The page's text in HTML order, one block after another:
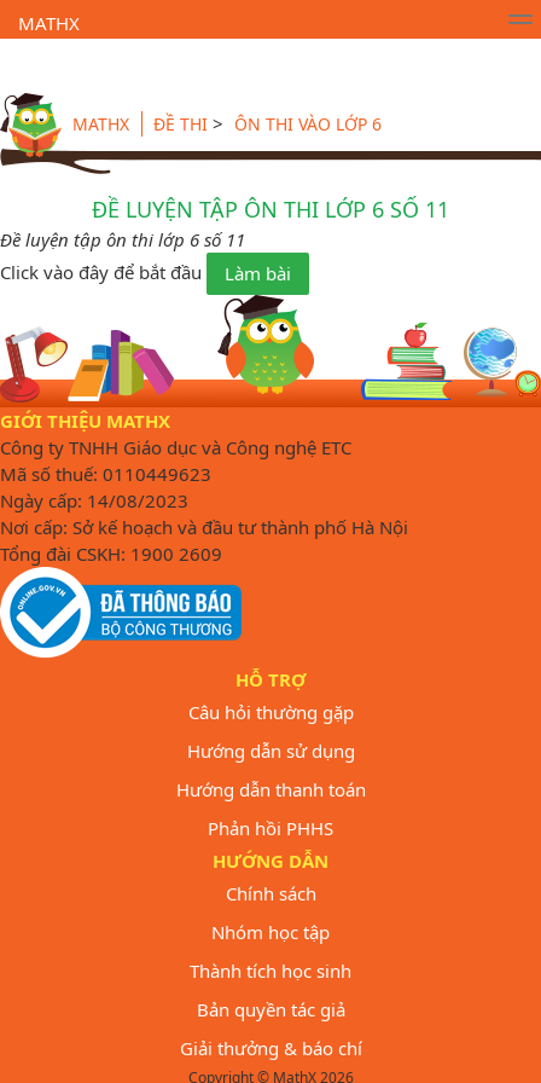
MATHX
MATHX ĐỀ THI > ÔN THI VÀO LỚP 6
ĐỀ LUYỆN TẬP ÔN THI LỚP 6 SỐ 11
Đề luyện tập ôn thi lớp 6 số 11
Click vào đây để bắt đầu
Làm bài
GIỚI THIỆU MATHX
Công ty TNHH Giáo dục và Công nghệ ETC
Mã số thuế: 0110449623
Ngày cấp: 14/08/2023
Nơi cấp: Sở kế hoạch và đầu tư thành phố Hà Nội
Tổng đài CSKH: 1900 2609
HỖ TRỢ
Câu hỏi thường gặp
Hướng dẫn sử dụng
Hướng dẫn thanh toán
Phản hồi PHHS
HƯỚNG DẪN
Chính sách
Nhóm học tập
Thành tích học sinh
Bản quyền tác giả
Giải thưởng & báo chí
Copyright © MathX 2026